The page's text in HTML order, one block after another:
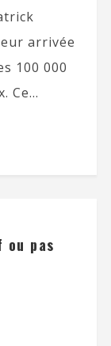
arrivée
100 000
Ce...
ou pas